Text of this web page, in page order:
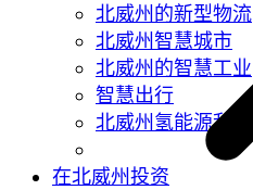
北威州的新型物流
北威州智慧城市
北威州的智慧工业
智慧出行
北威州氢能源利用
在北威州投资